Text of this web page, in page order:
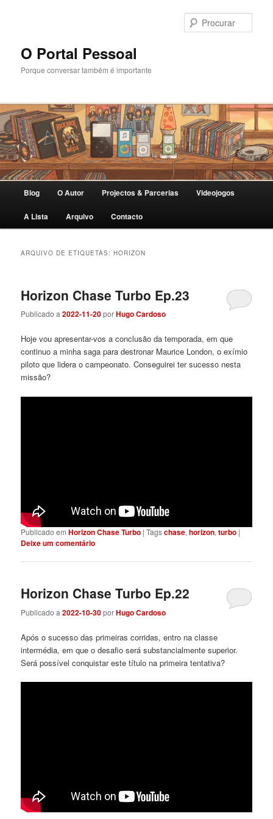
primário
secundárioO Portal Pessoal
Porque conversar também é importante
Blog O Autor Projectos & Parcerias Videojogos
A Lista Arquivo Contacto
ARQUIVO DE ETIQUETAS:HORIZON
Horizon Chase Turbo Ep.23
Publicado a2022-11-20porHugo Cardoso
Hoje vou apresentar-vos a conclusão da temporada, em que
continuo a minha saga para destronar Maurice London, o exímio
piloto que lidera o campeonato. Conseguirei ter sucesso nesta
missão?
Publicado em Horizon Chase Turbo |Tagschase,horizon,turbo |
Deixe um comentário
Horizon Chase Turbo Ep.22
Publicado a2022-10-30porHugo Cardoso
Após o sucesso das primeiras corridas, entro na classe
intermédia, em que o desafio será substancialmente superior.
Será possível conquistar este título na primeira tentativa?